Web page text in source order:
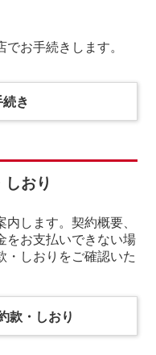
お手続きします。
き
おり
します。契約概要、
をお支払いできない場
・しおりをご確認いた
款・しおり